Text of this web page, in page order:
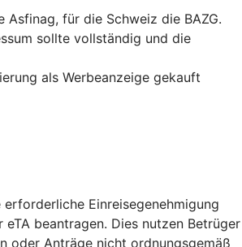
für die Schweiz die BAZG.
sollte vollständig und die
als Werbeanzeige gekauft
Einreisegenehmigung
beantragen. Dies nutzen Betrüger
oder Anträge nicht ordnungsgemäß